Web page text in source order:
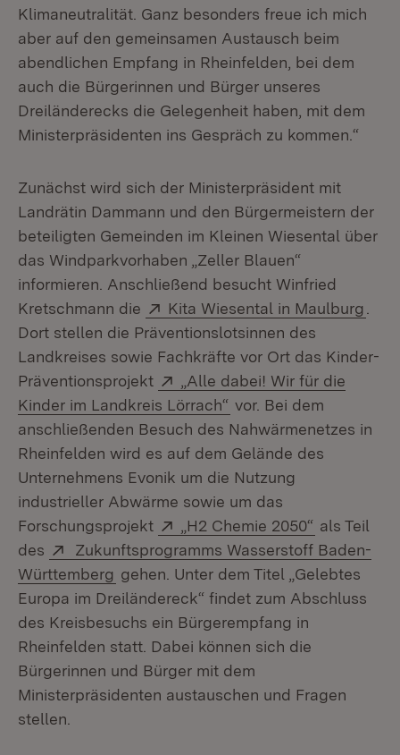
Klimaneutralität. Ganz besonders freue ich mich
aber auf den gemeinsamen Austausch beim
abendlichen Empfang in Rheinfelden, bei dem
auch die Bürgerinnen und Bürger unseres
Dreiländerecks die Gelegenheit haben, mit dem
Ministerpräsidenten ins Gespräch zu kommen.“
Zunächst wird sich der Ministerpräsident mit
Landrätin Dammann und den Bürgermeistern der
beteiligten Gemeinden im Kleinen Wiesental über
das Windparkvorhaben „Zeller Blauen“
informieren. Anschließend besucht Winfried
Kretschmann die
Extern:
Kita Wiesental in Maulburg
Dort stellen die Präventionslotsinnen des
Landkreises sowie Fachkräfte vor Ort das Kinder-
Präventionsprojekt
Extern:
„Alle dabei! Wir für die
Kinder im Landkreis Lörrach“ (Öffnet in neuem
vor. Bei dem
anschließenden Besuch des Nahwärmenetzes in
Rheinfelden wird es auf dem Gelände des
Unternehmens Evonik um die Nutzung
industrieller Abwärme sowie um das
Forschungsprojekt
Extern:
„H2 Chemie 2050“ (Öffnet in
als Teil
des
Extern:
Zukunftsprogramms Wasserstoff Baden-
Württemberg (Öffnet in neuem Fenster)
gehen. Unter dem Titel „Gelebtes
Europa im Dreiländereck“ findet zum Abschluss
des Kreisbesuchs ein Bürgerempfang in
Rheinfelden statt. Dabei können sich die
Bürgerinnen und Bürger mit dem
Ministerpräsidenten austauschen und Fragen
stellen.